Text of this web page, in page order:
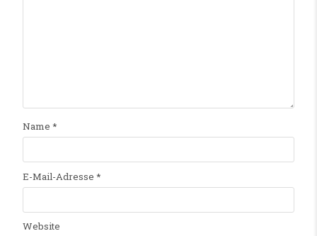
Name *
E-Mail-Adresse *
Website